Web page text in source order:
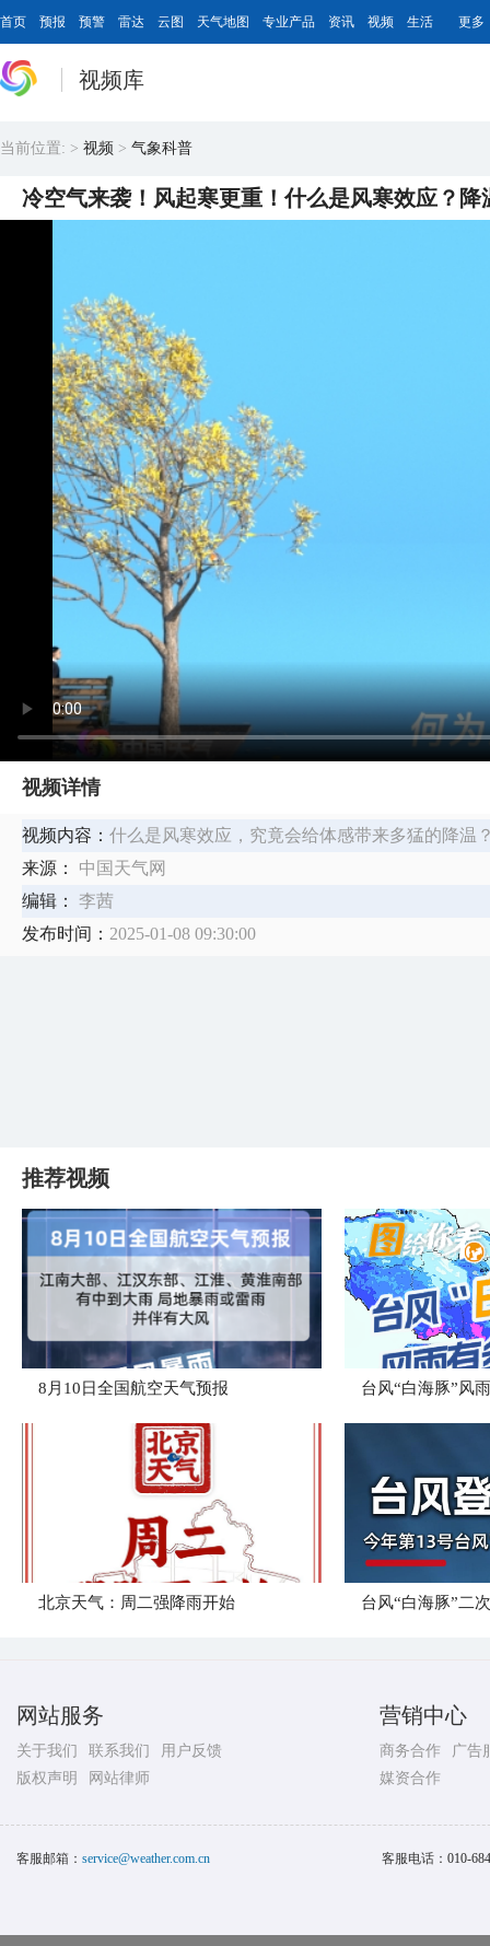
首页 预报 预警 雷达 云图 天气地图 专业产品 资讯 视频 生活 更多
视频库
当前位置: > 视频 > 气象科普
冷空气来袭！风起寒更重！什么是风寒效应？降
视频详情
视频内容： 什么是风寒效应，究竟会给体感带来多猛的降温
来源：
中国天气网
编辑：
李茜
发布时间： 2025-01-08 09:30:00
推荐视频
8月10日全国航空天气预报 台风“白海豚”风
北京天气：周二强降雨开始 台风“白海豚”二
网站服务
关于我们 联系我们
用户反馈
版权声明
网站律师
营销中心
商务合作
广告
媒资合作
客服邮箱： service@weather.com.cn 客服电话： 010-